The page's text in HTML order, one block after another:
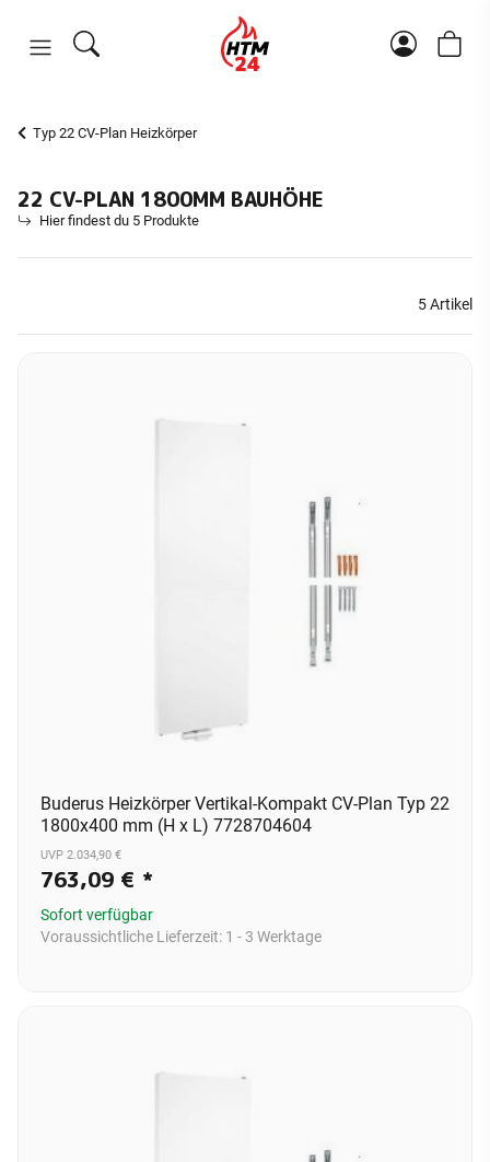
Typ 22 CV-Plan Heizkörper
22 CV-PLAN 1800MM BAUHÖHE
Hier findest du 5 Produkte
5 Artikel
Buderus Heizkörper Vertikal-Kompakt CV-Plan Typ 22
1800x400 mm (H x L) 7728704604
UVP 2.034,90 €
763,09 € *
Sofort verfügbar
Voraussichtliche Lieferzeit: 1 - 3 Werktage